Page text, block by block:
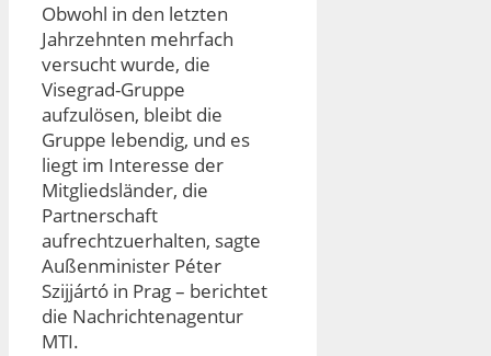
Obwohl in den letzten
Jahrzehnten mehrfach
versucht wurde, die
Visegrad-Gruppe
aufzulösen, bleibt die
Gruppe lebendig, und es
liegt im Interesse der
Mitgliedsländer, die
Partnerschaft
aufrechtzuerhalten, sagte
Außenminister Péter
Szijjártó in Prag – berichtet
die Nachrichtenagentur
MTI.